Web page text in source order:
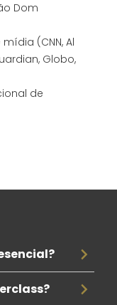
Dom
(CNN, Al
Globo,
de
Você
onde estiver.
e-mail